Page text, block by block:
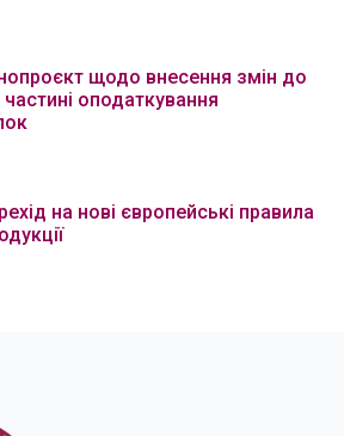
щодо внесення змін до
оподаткування
на нові європейські правила